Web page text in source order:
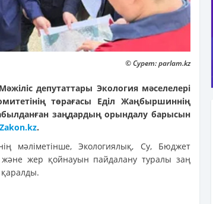
© Сурет: parlam.kz
депутаттары Экология мәселелері
төрағасы Еділ Жаңбыршиннің
заңдардың орындалу барысын
Zakon.kz.
мәліметінше, Экологиялық, Су, Бюджет
жер қойнауын пайдалану туралы заң